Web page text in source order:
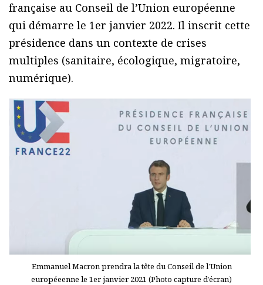
française au Conseil de l’Union européenne
qui démarre le 1er janvier 2022. Il inscrit cette
présidence dans un contexte de crises
multiples (sanitaire, écologique, migratoire,
numérique).
Emmanuel Macron prendra la tête du Conseil de l’Union
européeenne le 1er janvier 2021 (Photo capture d’écran)